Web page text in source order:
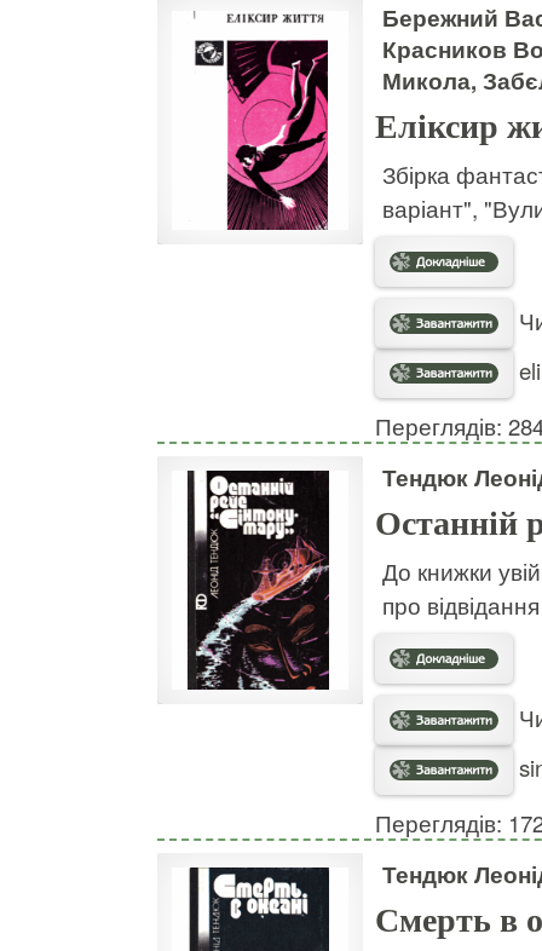
Бережний
Красников
Микола,
Еліксир
Збірка
варіант",
Переглядів:
Тендюк
Останній
До книжки
про
Переглядів:
Тендюк
Смерть в